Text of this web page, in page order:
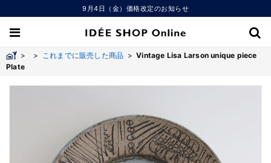
9月4日（金）価格改定のお知らせ
> > これまでに販売した商品 >Vintage Lisa Larson unique piece
Plate